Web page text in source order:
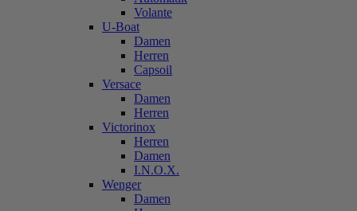
Volante
U-Boat
Damen
Herren
Capsoil
Versace
Damen
Herren
Victorinox
Herren
Damen
I.N.O.X.
Wenger
Damen